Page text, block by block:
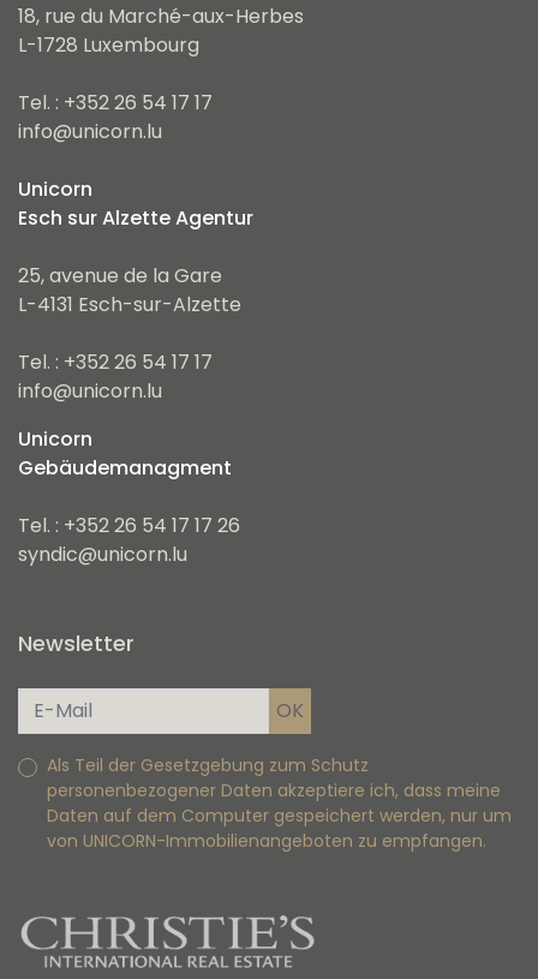
18, rue du Marché-aux-Herbes
L-1728 Luxembourg
Tel. : +352 26 54 17 17
info@unicorn.lu
Unicorn
Esch sur Alzette Agentur
25, avenue de la Gare
L-4131 Esch-sur-Alzette
Tel. : +352 26 54 17 17
info@unicorn.lu
Unicorn
Gebäudemanagment
Tel. : +352 26 54 17 17 26
syndic@unicorn.lu
Newsletter
Als Teil der Gesetzgebung zum Schutz
personenbezogener Daten akzeptiere ich, dass meine
Daten auf dem Computer gespeichert werden, nur um
von UNICORN-Immobilienangeboten zu empfangen.